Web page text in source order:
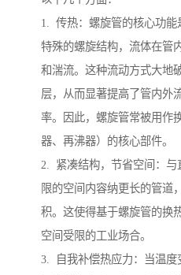
1. 传热：螺旋管的核心功
特殊的螺旋结构，流体在管
和湍流。这种流动方式大地
层，从而显著提高了管内外
率。因此，螺旋管常被用作
器、再沸器）的核心部件。
2. 紧凑结构，节省空间：
限的空间内容纳更长的管道
积。这使得基于螺旋管的换
空间受限的工业场合。
3. 自我补偿热应力：当温度